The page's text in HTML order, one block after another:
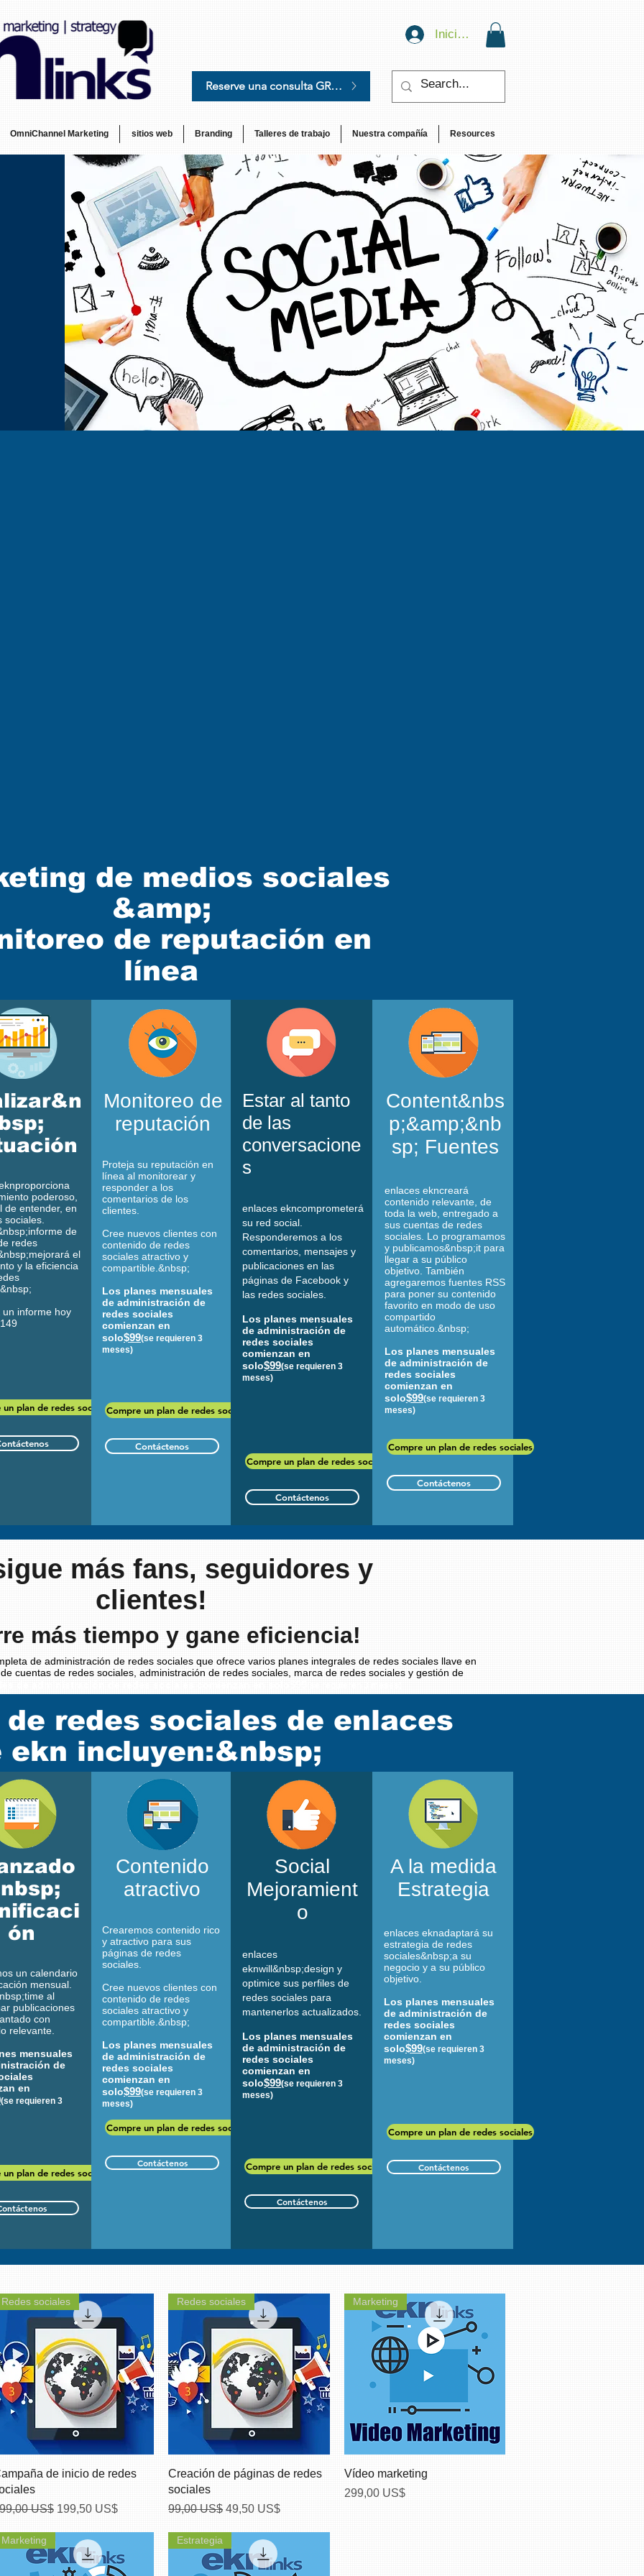
Iniciar sesión
Reserve una consulta GRATIS.
OmniChannel Marketing sitios web Branding Talleres de trabajo Nuestra compañía Resources
de medios sociales
&amp;
de reputación en
línea
proporciona
poderoso,
de entender, en
sociales.
de
redes
el
y la eficiencia
un informe hoy
plan de redes sociales
Monitoreo de
reputación
Proteja su reputación en
línea al monitorear y
responder a los
comentarios de los
clientes.
Cree nuevos clientes con
contenido de redes
sociales atractivo y
compartible.&nbsp;
Los planes mensuales
de administración de
redes sociales
comienzan en
solo$99(se requieren 3
meses)
Compre un plan de redes sociales
Contáctenos
Estar al tanto
de las
conversacione
s
enlaces ekncomprometerá
su red social.
Responderemos a los
comentarios, mensajes y
publicaciones en las
páginas de Facebook y
las redes sociales.
Los planes mensuales
de administración de
redes sociales
comienzan en
solo$99(se requieren 3
meses)
Compre un plan de redes sociales
Contáctenos
Content&nbs
p;&amp;&nb
sp; Fuentes
enlaces ekncreará
contenido relevante, de
toda la web, entregado a
sus cuentas de redes
sociales. Lo programamos
y publicamos&nbsp;it para
llegar a su público
objetivo. También
agregaremos fuentes RSS
para poner su contenido
favorito en modo de uso
compartido
automático.&nbsp;
Los planes mensuales
de administración de
redes sociales
comienzan en
solo$99(se requieren 3
meses)
Compre un plan de redes sociales
Contáctenos
más fans, seguidores y
clientes!
más tiempo y gane eficiencia!
de administración de redes sociales que ofrece varios planes integrales de redes sociales llave en
cuentas de redes sociales, administración de redes sociales, marca de redes sociales y gestión de
de redes sociales de enlaces
ekn incluyen:&nbsp;
ón
un calendario
mensual.
al
publicaciones
con
relevante.
mensuales
de
en
(se requieren 3
plan de redes sociales
Contenido
atractivo
Crearemos contenido rico
y atractivo para sus
páginas de redes
sociales.
Cree nuevos clientes con
contenido de redes
sociales atractivo y
compartible.&nbsp;
Los planes mensuales
de administración de
redes sociales
comienzan en
solo$99(se requieren 3
meses)
Compre un plan de redes sociales
Contáctenos
Social
Mejoramient
o
enlaces
eknwill&nbsp;design y
optimice sus perfiles de
redes sociales para
mantenerlos actualizados.
Los planes mensuales
de administración de
redes sociales
comienzan en
solo$99(se requieren 3
meses)
Compre un plan de redes sociales
Contáctenos
A la medida
Estrategia
enlaces eknadaptará su
estrategia de redes
sociales&nbsp;a su
negocio y a su público
objetivo.
Los planes mensuales
de administración de
redes sociales
comienzan en
solo$99(se requieren 3
meses)
Compre un plan de redes sociales
Contáctenos
Vista rápida
Redes sociales
de inicio de redes
US$ Precio de oferta
199,50 US$
Vista rápida
Redes sociales
Creación de páginas de redes
sociales
Precio
99,00 US$ Precio de oferta
49,50 US$
Vista rápida
Marketing
Vídeo marketing
Precio
299,00 US$
Marketing Estrategia